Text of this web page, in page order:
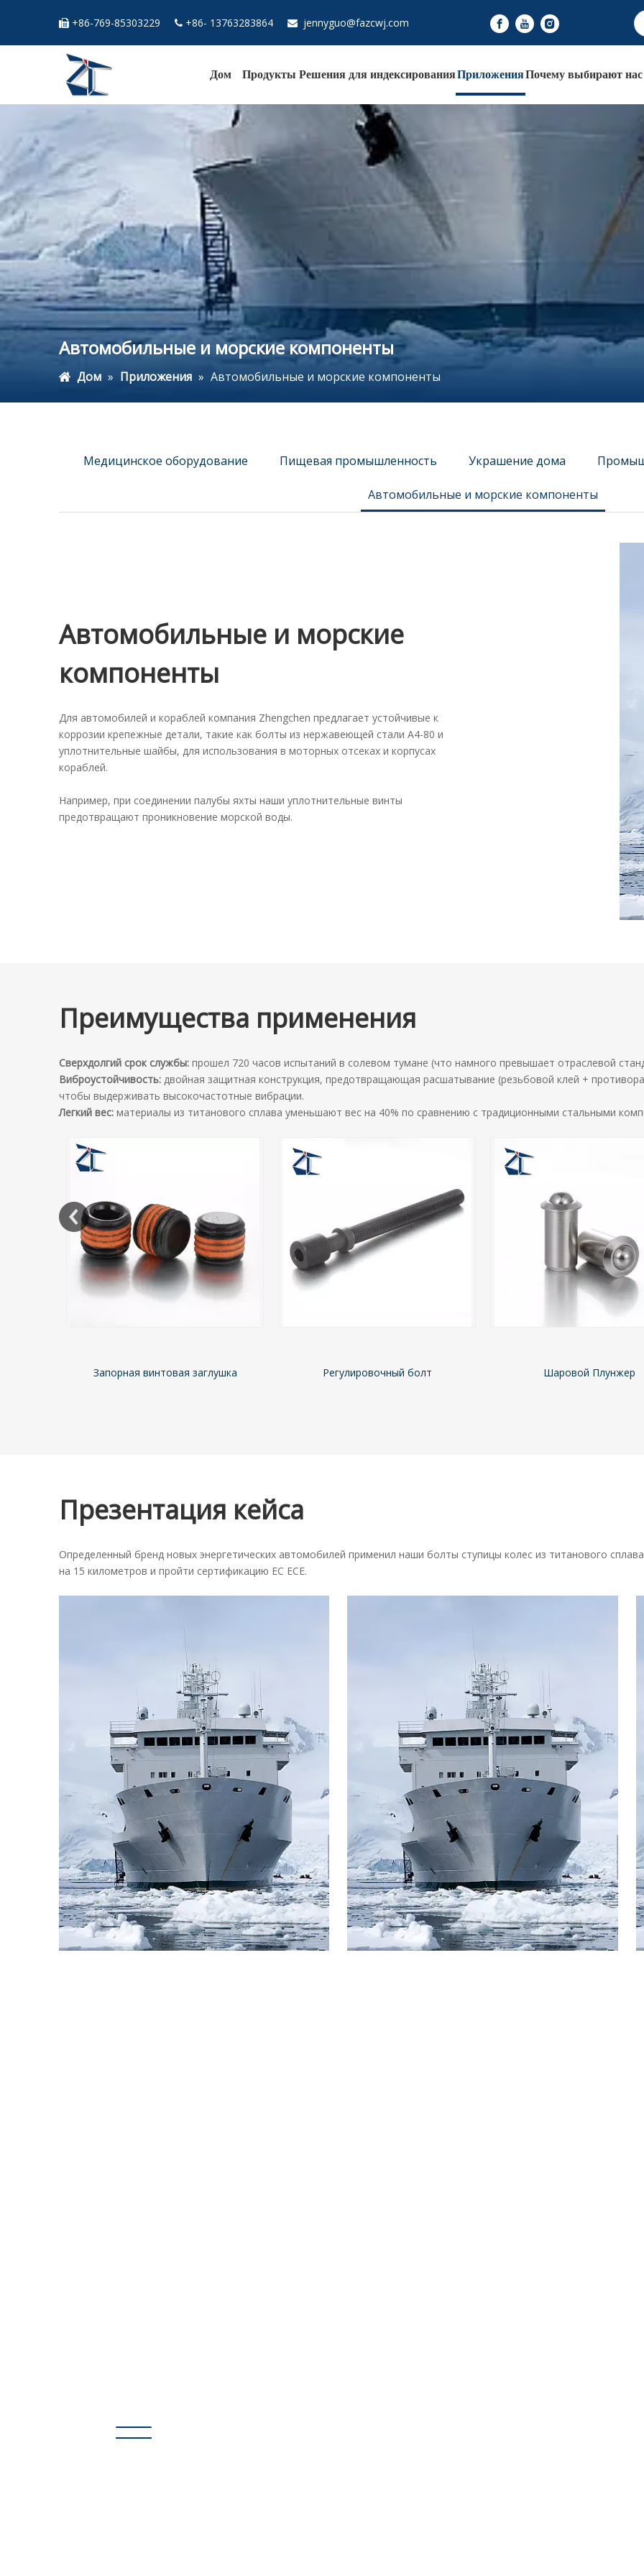
 +86-769-85303229  +86- 13763283864  jennyguo@fazcwj.com
Дом Продукты Решения для индексированияПриложенияПочему выбирают нас
Автомобильные и морские компоненты
Дом » Приложения » Автомобильные и морские компоненты
Медицинское оборудование Пищевая промышленность Украшение дома
Автомобильные и морские компоненты
Автомобильные и морские
компоненты
Для автомобилей и кораблей компания Zhengchen предлагает устойчивые к
коррозии крепежные детали, такие как болты из нержавеющей стали A4-80 и
уплотнительные шайбы, для использования в моторных отсеках и корпусах
кораблей.
Например, при соединении палубы яхты наши уплотнительные винты
предотвращают проникновение морской воды.
Преимущества применения
Сверхдолгий срок службы: прошел 720 часов испытаний в солевом тумане (что намного превышает отраслевой
Виброустойчивость: двойная защитная конструкция, предотвращающая расшатывание (резьбовой клей +
чтобы выдерживать высокочастотные вибрации.
Легкий вес: материалы из титанового сплава уменьшают вес на 40% по сравнению с традиционными стальными
Регулировочный болт Шаровой Плунжер шариковый ролик
Презентация кейса
Определенный бренд новых энергетических автомобилей применил наши болты ступицы колес из титанового
на 15 километров и пройти сертификацию ЕС ECE.